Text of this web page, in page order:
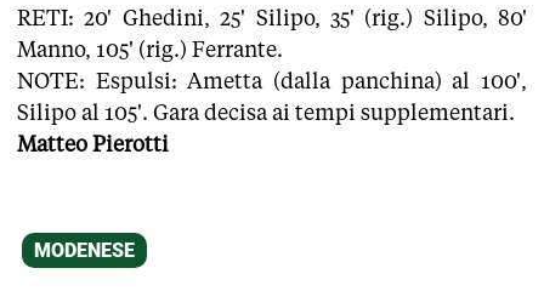
RETI: 20' Ghedini, 25' Silipo, 35' (rig.) Silipo, 80'
Manno, 105' (rig.) Ferrante.
NOTE: Espulsi: Ametta (dalla panchina) al 100',
Silipo al 105'. Gara decisa ai tempi supplementari.
Matteo Pierotti